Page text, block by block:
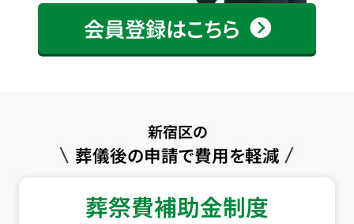
会員登録はこちら
新宿区の
葬儀後の申請で費用を軽減
葬祭費補助金制度